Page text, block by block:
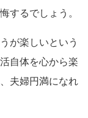
するでしょう。
が楽しいという
自体を心から楽
夫婦円満になれ